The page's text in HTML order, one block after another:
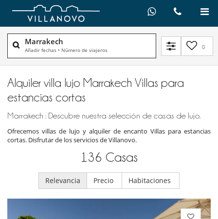
Marrakech
Añadir fechas • Número de viajeros 0
Alquiler villa lujo Marrakech Villas para
estancias cortas
Marrakech : Descubre nuestra selección de casas de lujo.
Ofrecemos villas de lujo y alquiler de encanto Villas para estancias
cortas. Disfrutar de los servicios de Villanovo.
136 Casas
Relevancia Precio Habitaciones